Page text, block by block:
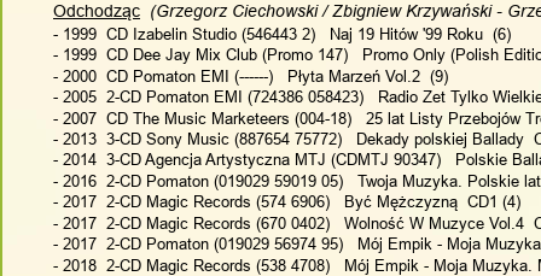
Odchodząc
(Grzegorz Ciechowski / Zbigniew Krzywański -
- 1999  CD Izabelin Studio (546443 2)   Naj 19 Hitów '99 Roku  (6)
- 1999  CD Dee Jay Mix Club (Promo 147)   Promo Only (Polish
- 2000  CD Pomaton EMI (------)   Płyta Marzeń Vol.2  (9)
- 2005  2-CD Pomaton EMI (724386 058423)   Radio Zet Tylko
- 2007  CD The Music Marketeers (004-18)   25 lat Listy Przebojów
- 2013  3-CD Sony Music (887654 75772)   Dekady polskiej Ballady
- 2014  3-CD Agencja Artystyczna MTJ (CDMTJ 90347)   Polskie
- 2016  2-CD Pomaton (019029 59019 05)   Twoja Muzyka. Polskie
- 2017  2-CD Magic Records (574 6906)   Być Mężczyzną  CD1 (4)
- 2017  2-CD Magic Records (670 0402)   Wolność W Muzyce Vol.4
- 2017  2-CD Pomaton (019029 56974 95)   Mój Empik - Moja
- 2018  2-CD Magic Records (538 4708)   Mój Empik - Moja